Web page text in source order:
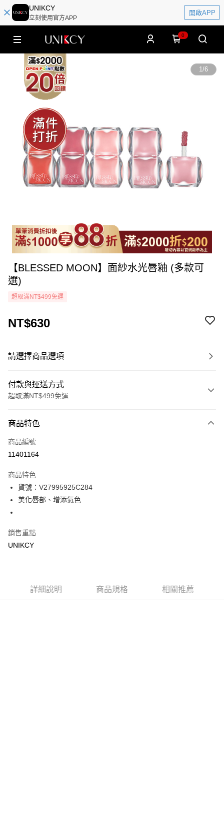
UNIKCY
立刻使用官方APP
開啟APP
0
1/6
【BLESSED MOON】面紗水光唇釉 (多款可
選)
超取滿NT$499免運
NT$630
請選擇商品選項
付款與運送方式
超取滿NT$499免運
icash Pay
信用卡一次付款
LINE Pay
Apple Pay
商品特色
商品編號
11401164
商品特色
貨號：V27995925C284
美化唇部、增添氣色
銷售重點
UNIKCY
詳細說明 商品規格 相關推薦